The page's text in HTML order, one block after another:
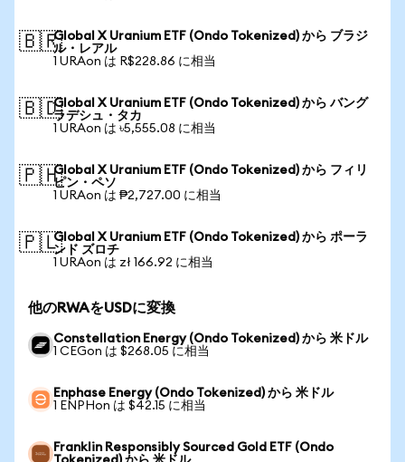
🇧🇷Global X Uranium ETF (Ondo Tokenized) から ブラジ
ル・レアル
1 URAon は R$228.86 に相当
🇧🇩Global X Uranium ETF (Ondo Tokenized) から バング
ラデシュ・タカ
1 URAon は ৳5,555.08 に相当
🇵🇭Global X Uranium ETF (Ondo Tokenized) から フィリ
ピン・ペソ
1 URAon は ₱2,727.00 に相当
🇵🇱Global X Uranium ETF (Ondo Tokenized) から ポーラ
ンド ズロチ
1 URAon は zł 166.92 に相当
他のRWAをUSDに変換
Constellation Energy (Ondo Tokenized) から 米ドル
1 CEGon は $268.05 に相当
Enphase Energy (Ondo Tokenized) から 米ドル
1 ENPHon は $42.15 に相当
Franklin Responsibly Sourced Gold ETF (Ondo